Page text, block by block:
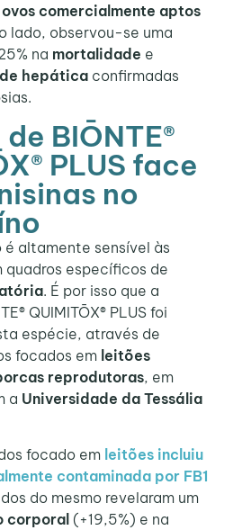
ovos comercialmente aptos
lado, observou-se uma
na mortalidade e
hepáticaconfirmadas
BIŌNTE®
PLUS face
no
altamente sensível às
quadros específicos de
. É por isso que a
QUIMITŌX® PLUS foi
espécie, através de
focados em leitões
reprodutoras, em
a Universidade da Tessália
focado em leitões incluiu
contaminada por FB1
do mesmo revelaram um
corporal(+19,5%) e na